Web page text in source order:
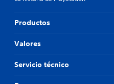
Productos
Valores
Servicio técnico